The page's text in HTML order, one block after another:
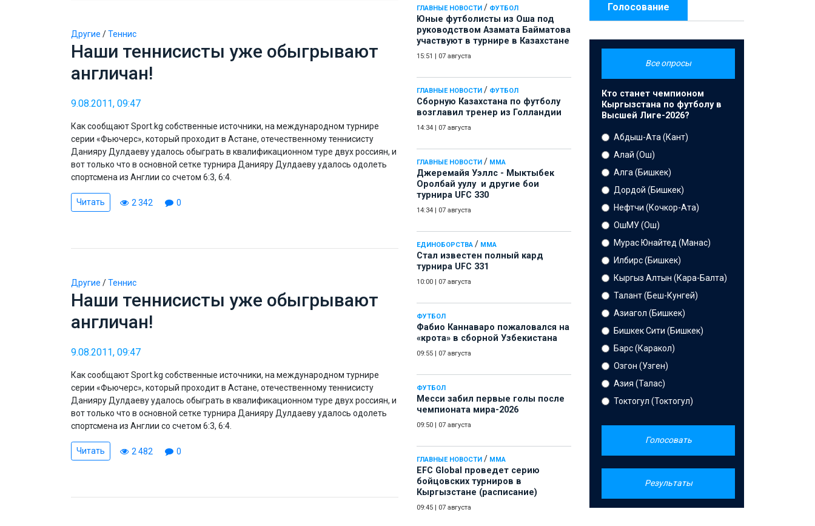
ГЛАВНЫЕ НОВОСТИ / ФУТБОЛ
Юные футболисты из Оша под
руководством Азамата Байматова
участвуют в турнире в Казахстане
15:51 07 августа
ГЛАВНЫЕ НОВОСТИ / ФУТБОЛ
Сборную Казахстана по футболу
возглавил тренер из Голландии
14:34 07 августа
ГЛАВНЫЕ НОВОСТИ / ММА
Джеремайя Уэллс - Мыктыбек
Оролбай уулу и другие бои
турнира UFC 330
14:34 07 августа
ЕДИНОБОРСТВА / ММА
Стал известен полный кард
турнира UFC 331
10:00 07 августа
ФУТБОЛ
Фабио Каннаваро пожаловался на
«крота» в сборной Узбекистана
09:55 07 августа
ФУТБОЛ
Месси забил первые голы после
чемпионата мира-2026
09:50 07 августа
ГЛАВНЫЕ НОВОСТИ / ММА
EFC Global проведет серию
бойцовских турниров в
Кыргызстане (расписание)
09:45 07 августа
Другие /Теннис
Наши теннисисты уже обыгрывают
англичан!
9.08.2011, 09:47
Как сообщают Sport.kg собственные источники, на международном турнире
серии «Фьючерс», который проходит в Астане, отечественному теннисисту
Данияру Дулдаеву удалось обыграть в квалификационном туре двух россиян, и
вот только что в основной сетке турнира Данияру Дулдаеву удалось одолеть
спортсмена из Англии со счетом 6:3, 6:4.
Читать 2 342 0
Другие /Теннис
Наши теннисисты уже обыгрывают
англичан!
9.08.2011, 09:47
Как сообщают Sport.kg собственные источники, на международном турнире
серии «Фьючерс», который проходит в Астане, отечественному теннисисту
Данияру Дулдаеву удалось обыграть в квалификационном туре двух россиян, и
вот только что в основной сетке турнира Данияру Дулдаеву удалось одолеть
спортсмена из Англии со счетом 6:3, 6:4.
Читать 2 482 0
Голосование
Все опросы
Кто станет чемпионом
Кыргызстана по футболу в
Высшей Лиге-2026?
Абдыш-Ата (Кант)
Алай (Ош)
Алга (Бишкек)
Дордой (Бишкек)
Нефтчи (Кочкор-Ата)
ОшМУ (Ош)
Мурас Юнайтед (Манас)
Илбирс (Бишкек)
Кыргыз Алтын (Кара-Балта)
Талант (Беш-Кунгей)
Азиагол (Бишкек)
Бишкек Сити (Бишкек)
Барс (Каракол)
Озгон (Узген)
Азия (Талас)
Токтогул (Токтогул)
Голосовать
Результаты